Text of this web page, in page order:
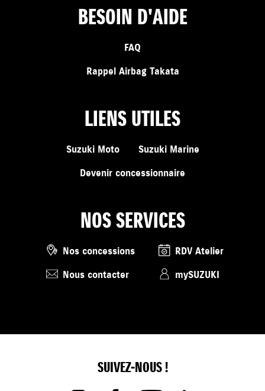
BESOIN D'AIDE
FAQ
Rappel Airbag Takata
LIENS UTILES
Suzuki Moto
Suzuki Marine
Devenir concessionnaire
NOS SERVICES
Nos concessions
Nous contacter
RDV Atelier
mySUZUKI
SUIVEZ-NOUS !